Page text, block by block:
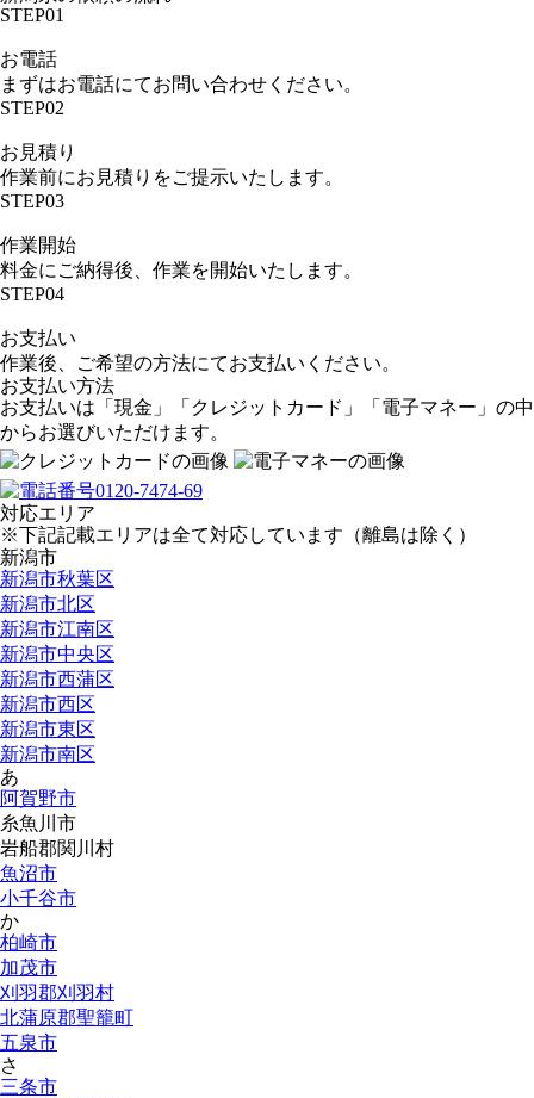
STEP01
お電話
まずはお電話にてお問い合わせください。
STEP02
お見積り
作業前にお見積りをご提示いたします。
STEP03
作業開始
料金にご納得後、作業を開始いたします。
STEP04
お支払い
作業後、ご希望の方法にてお支払いください。
お支払い方法
お支払いは「現金」「クレジットカード」「電子マネー」の中
からお選びいただけます。
対応エリア
※下記記載エリアは全て対応しています（離島は除く）
新潟市
新潟市秋葉区
新潟市北区
新潟市江南区
新潟市中央区
新潟市西蒲区
新潟市西区
新潟市東区
新潟市南区
あ
阿賀野市
糸魚川市
岩船郡関川村
魚沼市
小千谷市
か
柏崎市
加茂市
刈羽郡刈羽村
北蒲原郡聖籠町
五泉市
さ
三条市